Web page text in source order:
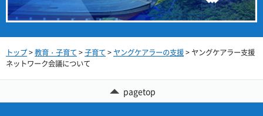
トップ>教育・子育て >子育て >ヤングケアラーの支援> ヤングケアラー支援
ネットワーク会議について
pagetop